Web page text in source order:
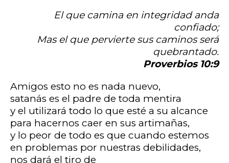
El que camina en integridad anda
confiado;
Mas el que pervierte sus caminos será
quebrantado.
Proverbios 10:9
Amigos esto no es nada nuevo,
satanás es el padre de toda mentira
y el utilizará todo lo que esté a su alcance
para hacernos caer en sus artimañas,
y lo peor de todo es que cuando estemos
en problemas por nuestras debilidades,
nos dará el tiro de